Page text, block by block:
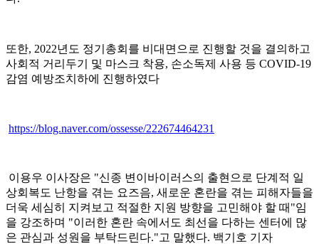
또한, 2022년도 정기총회를 비대면으로 진행할 것을 결의하고
사회적 거리두기 및 마스크 착용, 손소독제 사용 등 COVID-19
감염 예방조치하에 진행하였다
https://blog.naver.com/ossesse/222674464231
이용우 이사장은 "신종 변이바이러스의 출현으로 단계적 일
상회복도 난항을 겪는 요즈음, 새로운 혼란을 겪는 피해자들을
더욱 세심히 지켜보고 적절한 지원 방향을 고민해야 할 때 "임
을 강조하며 "이러한 혼란 속에서도 최선을 다하는 센터에 많
은 관심과 성원을 부탁드린다."고 말했다. 백기호 기자